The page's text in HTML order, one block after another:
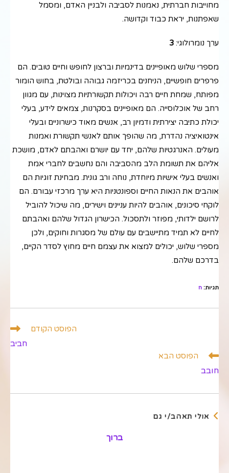
מחוייבות חברתית, נאמנות לסביבה ולבניין האדם, ומסמל
שאפתנות, יראת כבוד וקדושה.
ערך נומרולוגי: 3
מספרי שלוש מאופיינים בדינמיות וברצון לחופש וחיים טובים. הם
פרפרים חופשיים, הניחנים בכריזמה גבוהה ובולטת, בחוש הומור
מפותח, שמחת חיים רבה ויכולות תקשורתיות מצוינות, עם מגוון
רחב של אוכלוסייה. הם מאופיינים בסקרנות, צמאים לידע, בעלי
יכולת כתיבה יצירתית ודמיון רב, אנשים מאוד כישרוניים ובעלי
אינטואיציה נהדרת, מה שהופך אותם לאנשי תקשורת ואמנות
מעולים. האנרגטיות שלהם, יחד עם יושרם ואהבתם לאדם, מושכת
אליהם את תשומת הלב מהסביבה והם נחשבים לחברי אמת
ואנשים בעלי אישיות מיוחדת, נוחה ורב גונית. מבחינת זוגיות הם
אוהבים את הנאות החיים וספונטניות היא ערך מרכזי עבורם. הם
לוקחי סיכונים, אוהבים להיות עניינים וישירים, מה שיכול להוביל
לרושם ילדותי, מפוזר ולתסכול. הכישרון הגדול שלהם ואהבתם
לחיים לא תמיד מתיישבים עם עולם של מסגרות וחוקים, ולכן
מספרי שלוש, יכולים למצוא את עצמם חיים מחוץ לסדר הקיים,
בדרכם שלהם.
תגיות: ח
הפוסט הקודם
חביב
הפוסט הבא
חובב
אולי תאהב/י גם
ברוך